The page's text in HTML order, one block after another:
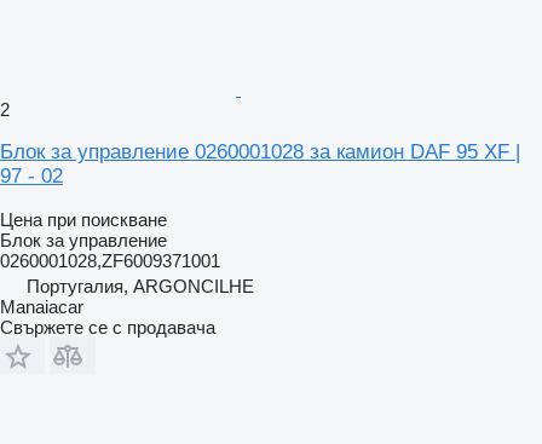
2
Блок за управление 0260001028 за камион DAF 95 XF |
97 - 02
Цена при поискване
Блок за управление
0260001028,ZF6009371001
Португалия, ARGONCILHE
Manaiacar
Свържете се с продавача